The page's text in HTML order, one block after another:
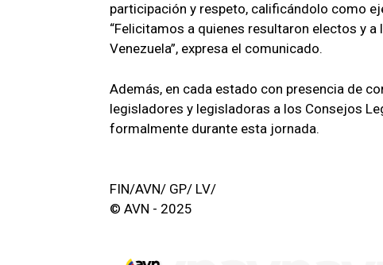
participación y respeto, calificándolo como
“Felicitamos a quienes resultaron electos y
Venezuela”, expresa el comunicado.
Además, en cada estado con presencia de
legisladores y legisladoras a los Consejos
formalmente durante esta jornada.
FIN/AVN/ GP/ LV/
© AVN - 2025